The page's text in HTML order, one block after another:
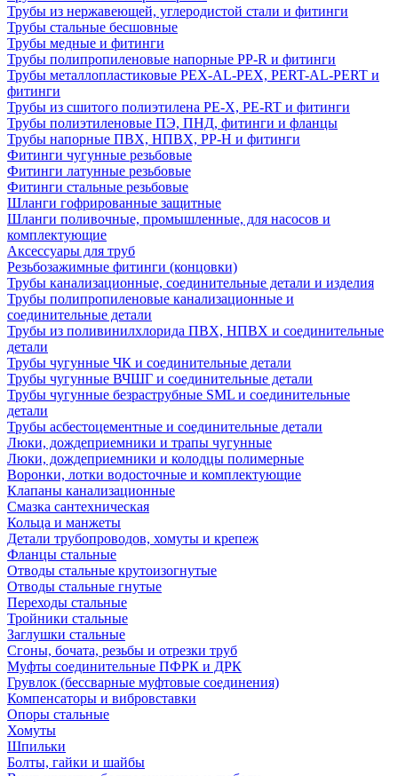
Трубы из нержавеющей, углеродистой стали и фитинги
Трубы стальные бесшовные
Трубы медные и фитинги
Трубы полипропиленовые напорные PP-R и фитинги
Трубы металлопластиковые PEX-AL-PEX, PERT-AL-PERT и
фитинги
Трубы из сшитого полиэтилена PE-X, PE-RT и фитинги
Трубы полиэтиленовые ПЭ, ПНД, фитинги и фланцы
Трубы напорные ПВХ, НПВХ, PP-H и фитинги
Фитинги чугунные резьбовые
Фитинги латунные резьбовые
Фитинги стальные резьбовые
Шланги гофрированные защитные
Шланги поливочные, промышленные, для насосов и
комплектующие
Аксессуары для труб
Резьбозажимные фитинги (концовки)
Трубы канализационные, соединительные детали и изделия
Трубы полипропиленовые канализационные и
соединительные детали
Трубы из поливинилхлорида ПВХ, НПВХ и соединительные
детали
Трубы чугунные ЧК и соединительные детали
Трубы чугунные ВЧШГ и соединительные детали
Трубы чугунные безраструбные SML и соединительные
детали
Трубы асбестоцементные и соединительные детали
Люки, дождеприемники и трапы чугунные
Люки, дождеприемники и колодцы полимерные
Воронки, лотки водосточные и комплектующие
Клапаны канализационные
Смазка сантехническая
Кольца и манжеты
Детали трубопроводов, хомуты и крепеж
Фланцы стальные
Отводы стальные крутоизогнутые
Отводы стальные гнутые
Переходы стальные
Тройники стальные
Заглушки стальные
Сгоны, бочата, резьбы и отрезки труб
Муфты соединительные ПФРК и ДРК
Грувлок (бессварные муфтовые соединения)
Компенсаторы и вибровставки
Опоры стальные
Хомуты
Шпильки
Болты, гайки и шайбы